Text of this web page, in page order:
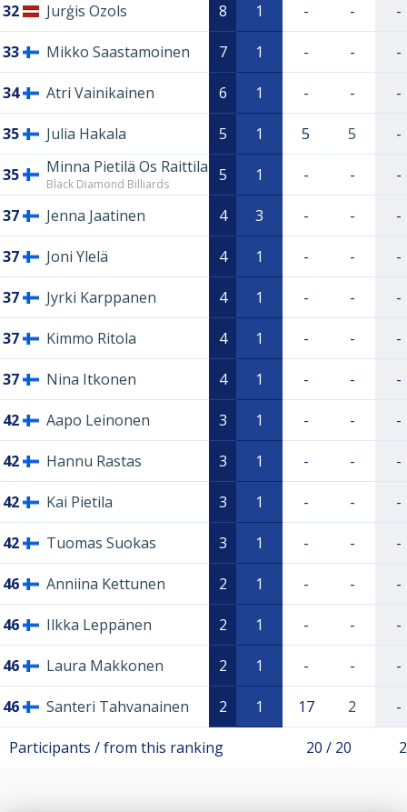
32 Jurģis Ozols 8 1 - - -
33 Mikko Saastamoinen 7 1 - - -
34 Atri Vainikainen 6 1 - - -
35 Julia Hakala 5 1 5 5 -
35 Minna Pietilä Os Raittila
Black Diamond Billiards 5 1 - - -
37 Jenna Jaatinen 4 3 - - -
37 Joni Ylelä 4 1 - - -
37 Jyrki Karppanen 4 1 - - -
37 Kimmo Ritola 4 1 - - -
37 Nina Itkonen 4 1 - - -
42 Aapo Leinonen 3 1 - - -
42 Hannu Rastas 3 1 - - -
42 Kai Pietila 3 1 - - -
42 Tuomas Suokas 3 1 - - -
46 Anniina Kettunen 2 1 - - -
46 Ilkka Leppänen 2 1 - - -
46 Laura Makkonen 2 1 - - -
46 Santeri Tahvanainen 2 1 17 2 -
Participants / from this ranking 20 / 20